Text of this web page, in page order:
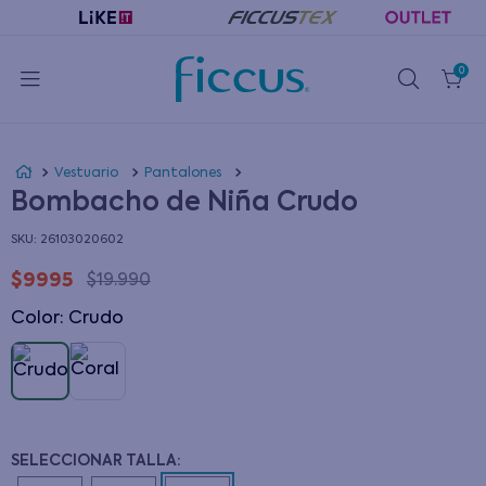
0
Vestuario Pantalones
Bombacho de Niña Crudo
: 26103020602
$9995 $19.990
Color: crudo